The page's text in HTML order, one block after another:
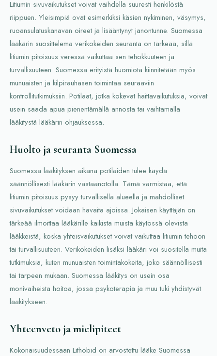
Litiumin sivuvaikutukset voivat vaihdella suuresti henkilöstä
riippuen. Yleisimpiä ovat esimerkiksi käsien nykiminen, väsymys,
ruoansulatuskanavan oireet ja lisääntynyt janontunne. Suomessa
lääkärin suosittelema verikokeiden seuranta on tärkeää, sillä
litiumin pitoisuus veressä vaikuttaa sen tehokkuuteen ja
turvallisuuteen. Suomessa erityistä huomiota kiinnitetään myös
munuaisten ja kilpirauhasen toimintaa seuraaviin
kontrollitutkimuksiin. Potilaat, jotka kokevat haittavaikutuksia, voivat
usein saada apua pienentämällä annosta tai vaihtamalla
lääkitystä lääkärin ohjauksessa.
Huolto ja seuranta Suomessa
Suomessa lääkityksen aikana potilaiden tulee käydä
säännöllisesti lääkärin vastaanotolla. Tämä varmistaa, että
litiumin pitoisuus pysyy turvallisella alueella ja mahdolliset
sivuvaikutukset voidaan havaita ajoissa. Jokaisen käyttäjän on
tärkeää ilmoittaa lääkärille kaikista muista käytössä olevista
lääkkeistä, koska yhteisvaikutukset voivat vaikuttaa litiumin tehoon
tai turvallisuuteen. Verikokeiden lisäksi lääkäri voi suositella muita
tutkimuksia, kuten munuaisten toimintakokeita, joko säännöllisesti
tai tarpeen mukaan. Suomessa lääkitys on usein osa
monivaiheista hoitoa, jossa psykoterapia ja muu tuki yhdistyvät
lääkitykseen.
Yhteenveto ja mielipiteet
Kokonaisuudessaan Lithobid on arvostettu lääke Suomessa